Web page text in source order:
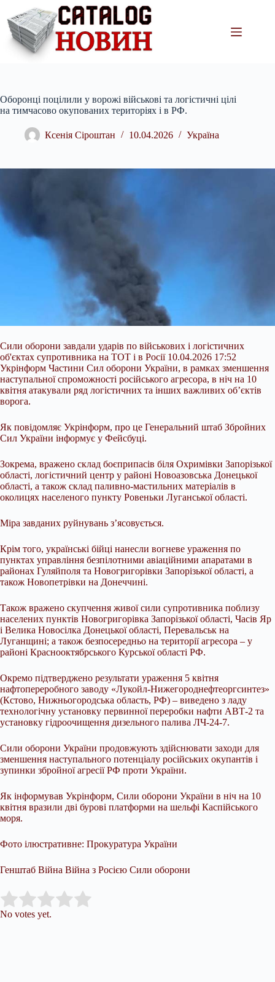
вмісту
Оборонці поцілили у ворожі військові та логістичні цілі
на тимчасово окупованих територіях і в РФ.
Ксенія Сіроштан 10.04.2026 Україна
Сили оборони завдали ударів по військових і логістичних
об'єктах супротивника на ТОТ і в Росії 10.04.2026 17:52
Укрінформ Частини Сил оборони України, в рамках зменшення
наступальної спроможності російського агресора, в ніч на 10
квітня атакували ряд логістичних та інших важливих об’єктів
ворога.
Як повідомляє Укрінформ, про це Генеральний штаб Збройних
Сил України інформує у Фейсбуці.
Зокрема, вражено склад боєприпасів біля Охримівки Запорізької
області, логістичний центр у районі Новоазовська Донецької
області, а також склад паливно-мастильних матеріалів в
околицях населеного пункту Ровеньки Луганської області.
Міра завданих руйнувань з’ясовується.
Крім того, українські бійці нанесли вогневе ураження по
пунктах управління безпілотними авіаційними апаратами в
районах Гуляйполя та Новогригорівки Запорізької області, а
також Новопетрівки на Донеччині.
Також вражено скупчення живої сили супротивника поблизу
населених пунктів Новогригорівка Запорізької області, Часів Яр
і Велика Новосілка Донецької області, Перевальськ на
Луганщині; а також безпосередньо на території агресора – у
районі Краснооктябрського Курської області РФ.
Окремо підтверджено результати ураження 5 квітня
нафтопереробного заводу «Лукойл-Нижегороднефтеоргсинтез»
(Кстово, Нижньогородська область, РФ) – виведено з ладу
технологічну установку первинної переробки нафти АВТ-2 та
установку гідроочищення дизельного палива ЛЧ-24-7.
Сили оборони України продовжують здійснювати заходи для
зменшення наступального потенціалу російських окупантів і
зупинки збройної агресії РФ проти України.
Як інформував Укрінформ, Сили оборони України в ніч на 10
квітня вразили дві бурові платформи на шельфі Каспійського
моря.
Фото ілюстративне: Прокуратура України
Генштаб Війна Війна з Росією Сили оборони
Rate this item:
No votes yet.